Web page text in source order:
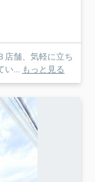
い... もっと見る